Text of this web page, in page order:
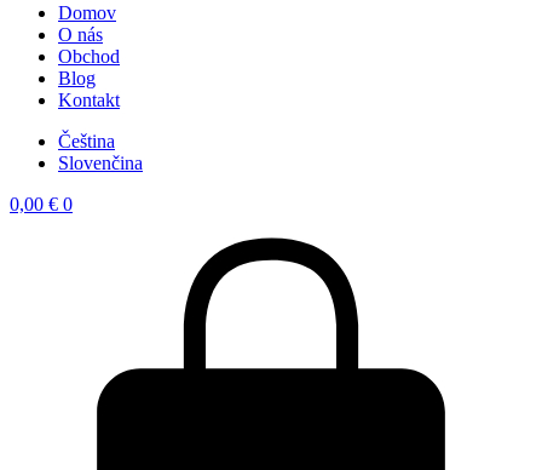
Domov
O nás
Obchod
Blog
Kontakt
Čeština
Slovenčina
0,00 € 0